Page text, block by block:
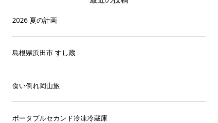
2026 夏の計画
島根県浜田市 すし蔵
食い倒れ岡山旅
ポータブルセカンド冷凍冷蔵庫